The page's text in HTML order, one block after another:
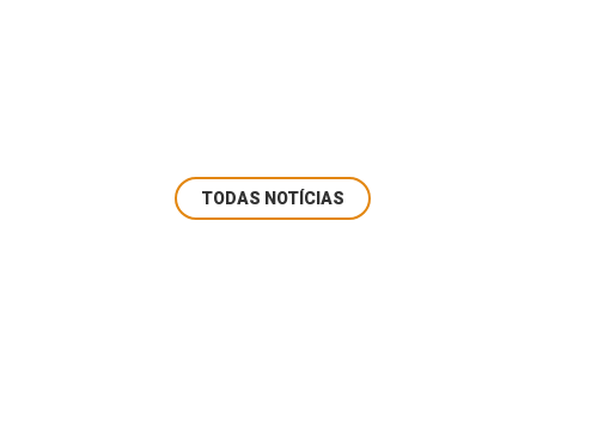
TODAS NOTÍCIAS